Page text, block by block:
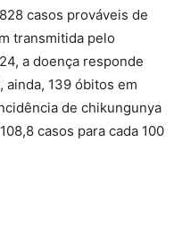
casos prováveis de
transmitida pelo
a doença responde
ainda, 139 óbitos em
de chikungunya
casos para cada 100